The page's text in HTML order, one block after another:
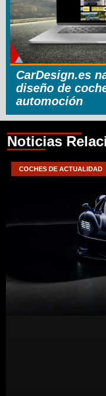
CarDesign.es
diseño de
automoción
Noticias
COCHES DE ACTUALIDAD